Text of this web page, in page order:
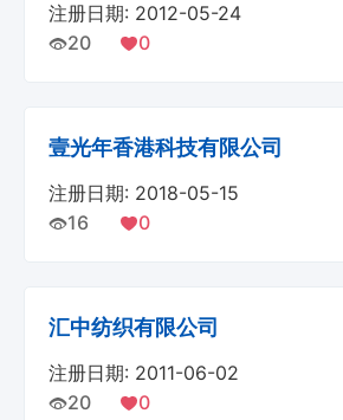
注册日期: 2012-05-24
20
0
壹光年香港科技有限公司
注册日期: 2018-05-15
16
0
汇中纺织有限公司
注册日期: 2011-06-02
20
0